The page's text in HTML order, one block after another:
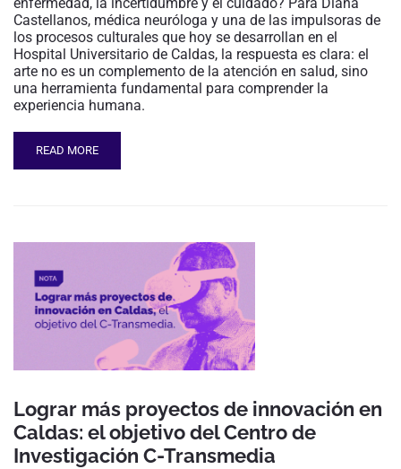
enfermedad, la incertidumbre y el cuidado? Para Diana
Castellanos, médica neuróloga y una de las impulsoras de
los procesos culturales que hoy se desarrollan en el
Hospital Universitario de Caldas, la respuesta es clara: el
arte no es un complemento de la atención en salud, sino
una herramienta fundamental para comprender la
experiencia humana.
READ MORE
Lograr más proyectos de innovación en
Caldas: el objetivo del Centro de
Investigación C-Transmedia